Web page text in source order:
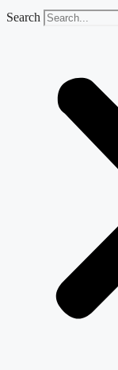
Search